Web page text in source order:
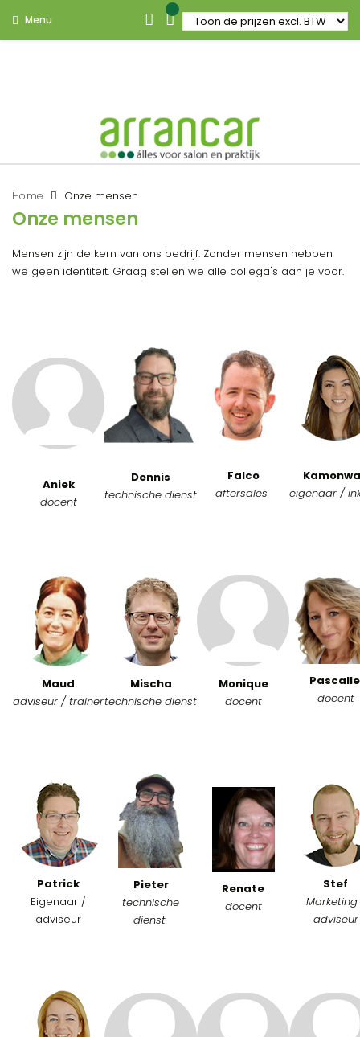
Menu
Home Onze mensen
Onze mensen
Mensen zijn de kern van ons bedrijf. Zonder mensen hebben
we geen identiteit. Graag stellen we alle collega's aan je voor.
Aniek
docent
Dennis
technische dienst
Falco
aftersales
eigenaar /
Maud
adviseur / trainer
Mischa
technische dienst
Monique
docent
docent
Patrick
Eigenaar /
adviseur
Pieter
technische
dienst
Renate
docent
Stef
adviseur